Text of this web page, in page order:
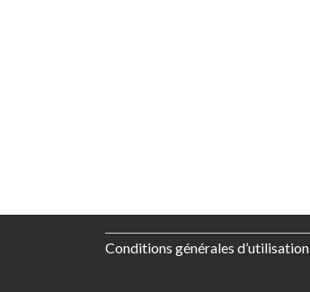
Conditions générales d’utilisation